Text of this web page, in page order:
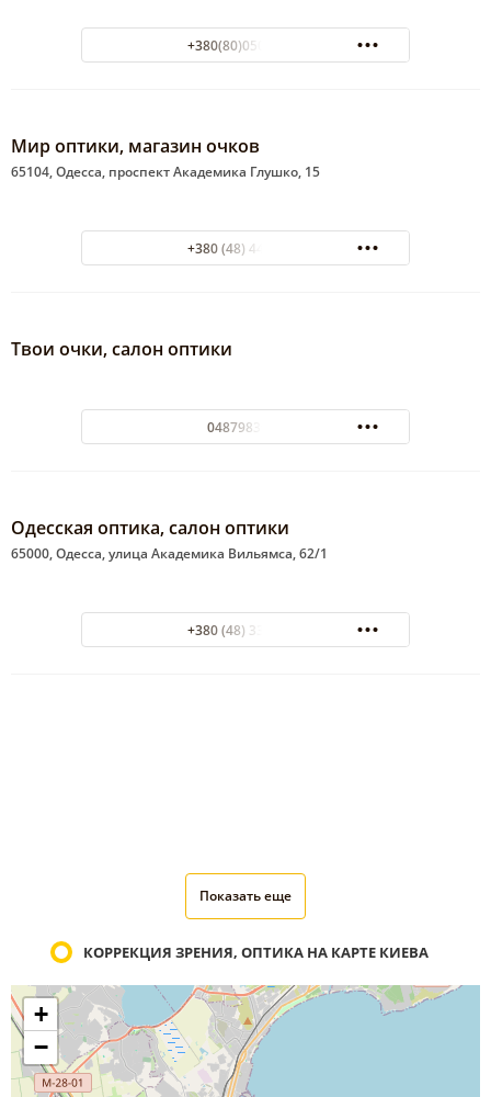
+380(80)050-00-38
Мир оптики, магазин очков
65104, Одесса, проспект Академика Глушко, 15
+380 (48) 44-14-81
Твои очки, салон оптики
0487983957
Одесская оптика, салон оптики
65000, Одесса, улица Академика Вильямса, 62/1
+380 (48) 33-37-10
Показать еще
КОРРЕКЦИЯ ЗРЕНИЯ, ОПТИКА НА КАРТЕ КИЕВА
+
−